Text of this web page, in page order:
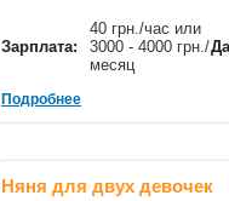
Зарплата:
40 грн./час или
3000 - 4000 грн./
месяц
Подробнее
Няня для двух девочек